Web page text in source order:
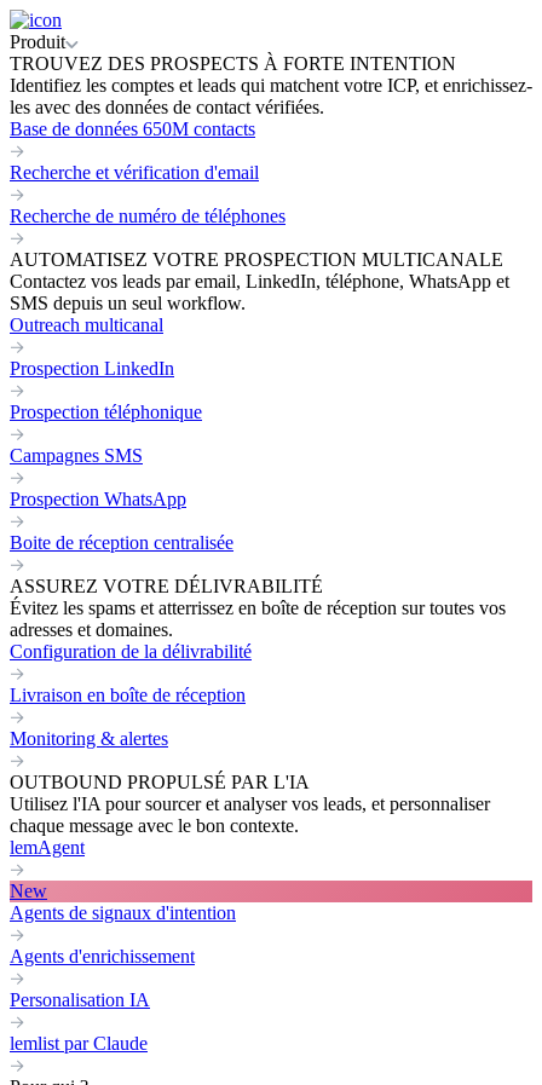
Produit
TROUVEZ DES PROSPECTS À FORTE INTENTION
Identifiez les comptes et leads qui matchent votre ICP, et enrichissez-
les avec des données de contact vérifiées.
Base de données 650M contacts
Recherche et vérification d'email
Recherche de numéro de téléphones
AUTOMATISEZ VOTRE PROSPECTION MULTICANALE
Contactez vos leads par email, LinkedIn, téléphone, WhatsApp et
SMS depuis un seul workflow.
Outreach multicanal
Prospection LinkedIn
Prospection téléphonique
Campagnes SMS
Prospection WhatsApp
Boite de réception centralisée
ASSUREZ VOTRE DÉLIVRABILITÉ
Évitez les spams et atterrissez en boîte de réception sur toutes vos
adresses et domaines.
Configuration de la délivrabilité
Livraison en boîte de réception
Monitoring & alertes
OUTBOUND PROPULSÉ PAR L'IA
Utilisez l'IA pour sourcer et analyser vos leads, et personnaliser
chaque message avec le bon contexte.
lemAgent
New
Agents de signaux d'intention
Agents d'enrichissement
Personalisation IA
lemlist par Claude